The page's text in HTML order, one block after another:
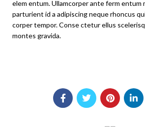
elem entum. Ullamcorper ante ferm entum
parturient id a adipiscing neque rhoncus
corper tempor. Conse ctetur ellus
montes gravida.